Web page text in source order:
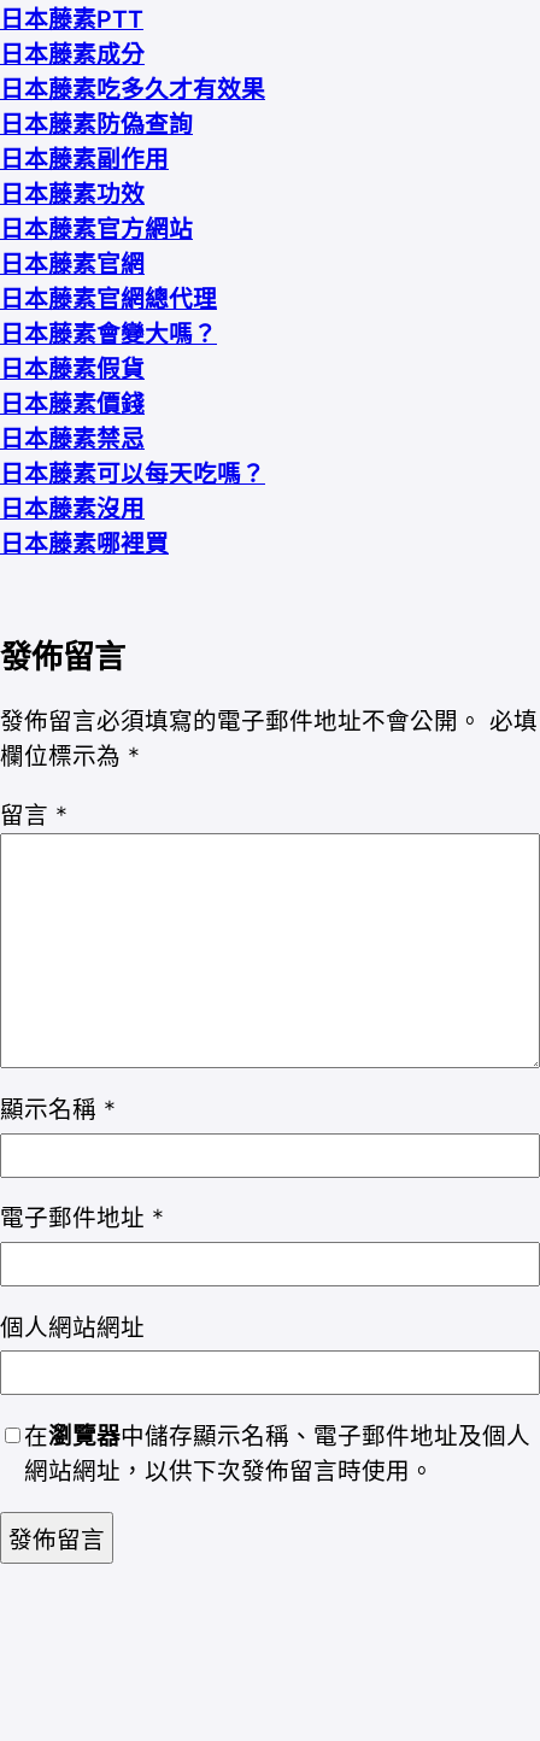
日本藤素PTT
日本藤素成分
日本藤素吃多久才有效果
日本藤素防偽查詢
日本藤素副作用
日本藤素功效
日本藤素官方網站
日本藤素官網
日本藤素官網總代理
日本藤素會變大嗎？
日本藤素假貨
日本藤素價錢
日本藤素禁忌
日本藤素可以每天吃嗎？
日本藤素沒用
日本藤素哪裡買
發佈留言
發佈留言必須填寫的電子郵件地址不會公開。 必填
欄位標示為 *
留言 *
顯示名稱 *
電子郵件地址 *
個人網站網址
在瀏覽器中儲存顯示名稱、電子郵件地址及個人
網站網址，以供下次發佈留言時使用。